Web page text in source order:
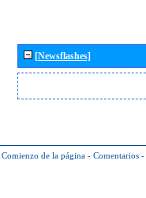
[Newsflashes]
Comienzo de la página - Comentarios -